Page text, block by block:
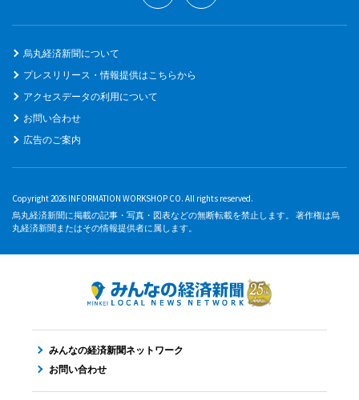
烏丸経済新聞について
プレスリリース・情報提供はこちらから
アクセスデータの利用について
お問い合わせ
広告のご案内
Copyright 2026 INFORMATION WORKSHOP CO. All rights reserved.
烏丸経済新聞に掲載の記事・写真・図表などの無断転載を禁止します。 著作権は烏
丸経済新聞またはその情報提供者に属します。
みんなの経済新聞ネットワーク
お問い合わせ